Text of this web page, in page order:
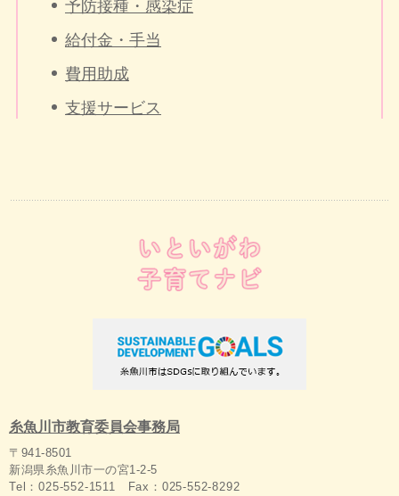
予防接種・感染症
給付金・手当
費用助成
支援サービス
糸魚川市教育委員会事務局
〒941-8501
新潟県糸魚川市一の宮1-2-5
Tel：025-552-1511 Fax：025-552-8292